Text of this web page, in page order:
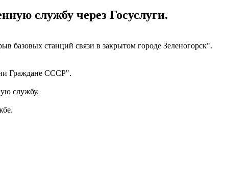
службу через Госуслуги.
базовых станций связи в закрытом городе Зеленогорск".
Граждане СССР".
службу.